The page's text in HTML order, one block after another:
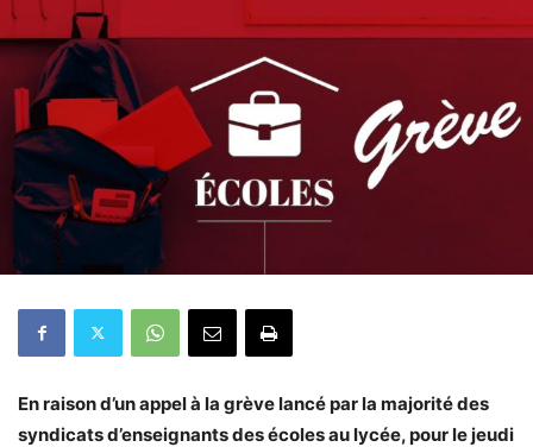
En raison d’un appel à la grèvelancépar la majorité des
syndicats d’enseignants des écoles au lycée, pour le jeudi